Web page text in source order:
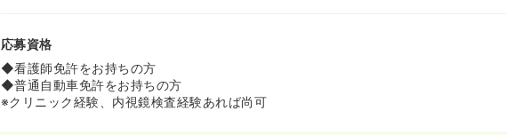
≪患者様へのお約束≫
◆1.患者さんの人格・価値観を尊重します。
患者さんが治療や検査等を受けるにあたり、お一人おひとりの人格・価値観を尊重し
協力関係のもとで医療を行います。
応募資格
◆看護師免許をお持ちの方
◆普通自動車免許をお持ちの方
※クリニック経験、内視鏡検査経験あれば尚可